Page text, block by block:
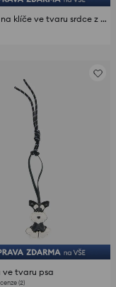
Přívěsek na klíče ve tvaru srdce z imitace kožešiny s ozdobným zavazováním
ve tvaru psa
(2)